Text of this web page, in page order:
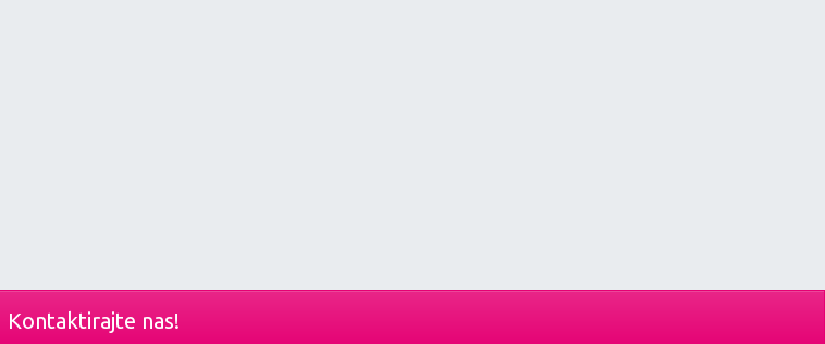
Kontaktirajte nas!